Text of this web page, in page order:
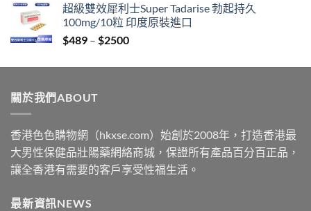
$399
through
$2199
超級雙效犀利士Super Tadarise 勃起持久
100mg/10粒 印度原裝進口
$489 – $2500Price
$489
關於我們ABOUT
香港色色購物網（hkxse.com）始創於2008年，打造香港最
大男性保健品壯陽藥網絡商城，保證所有產品百分百正品，
讓全香港有需要的客戶享受性福生活。
最新資訊NEWS